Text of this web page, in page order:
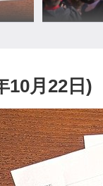
10月22日)